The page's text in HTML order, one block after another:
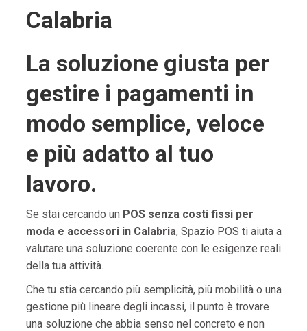
Calabria
La soluzione giusta per
gestire i pagamenti in
modo semplice, veloce
e più adatto al tuo
lavoro.
Se stai cercando un POS senza costi fissi per
moda e accessori in Calabria, Spazio POS ti aiuta a
valutare una soluzione coerente con le esigenze reali
della tua attività.
Che tu stia cercando più semplicità, più mobilità o una
gestione più lineare degli incassi, il punto è trovare
una soluzione che abbia senso nel concreto e non